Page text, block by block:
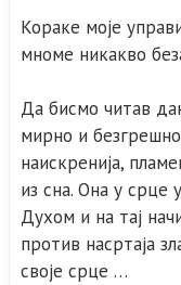
Кораке моје
мноме никакво
Да бисмо читав
мирно и
наискренија,
из сна. Она у
Духом и на тај
против насртаја
своје срце …